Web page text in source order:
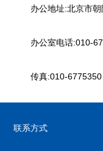
办公地址:北京市
办公室电话:010-
传真:010-6775350
联系方式